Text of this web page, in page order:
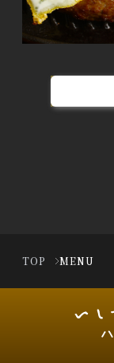
TOP MENU